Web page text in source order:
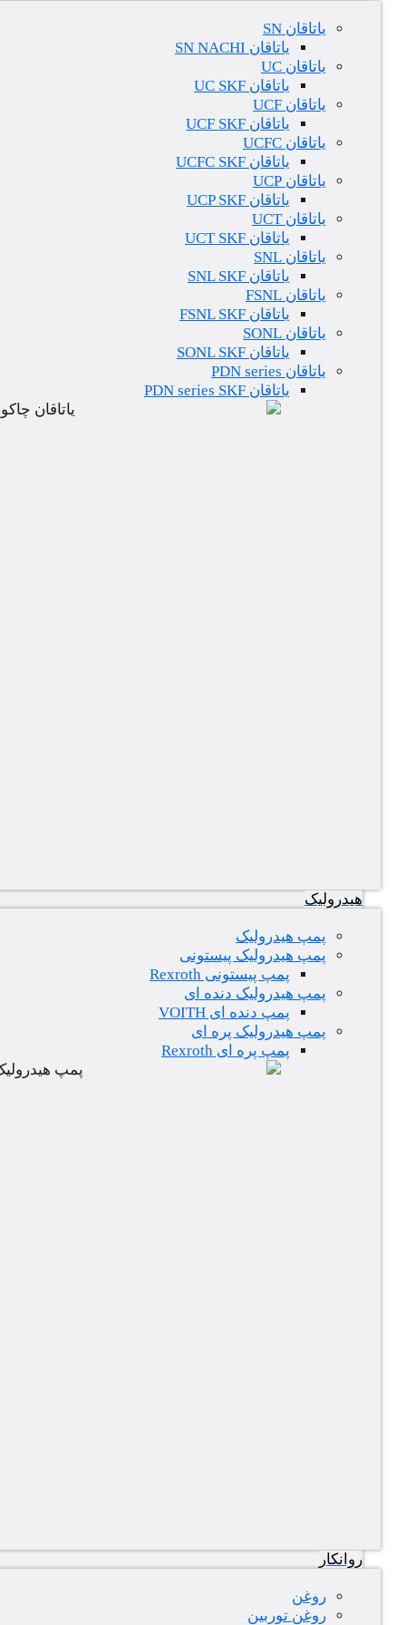
یاتاقان SN
یاتاقان SN NACHI
یاتاقان UC
یاتاقان UC SKF
یاتاقان UCF
یاتاقان UCF SKF
یاتاقان UCFC
یاتاقان UCFC SKF
یاتاقان UCP
یاتاقان UCP SKF
یاتاقان UCT
یاتاقان UCT SKF
یاتاقان SNL
یاتاقان SNL SKF
یاتاقان FSNL
یاتاقان FSNL SKF
یاتاقان SONL
یاتاقان SONL SKF
یاتاقان PDN series
یاتاقان PDN series SKF
هیدرولیک
پمپ هیدرولیک
پمپ هیدرولیک پیستونی
پمپ پیستونی Rexroth
پمپ هیدرولیک دنده ای
پمپ دنده ای VOITH
پمپ هیدرولیک پره ای
پمپ پره ای Rexroth
روانکار
روغن
روغن توربین